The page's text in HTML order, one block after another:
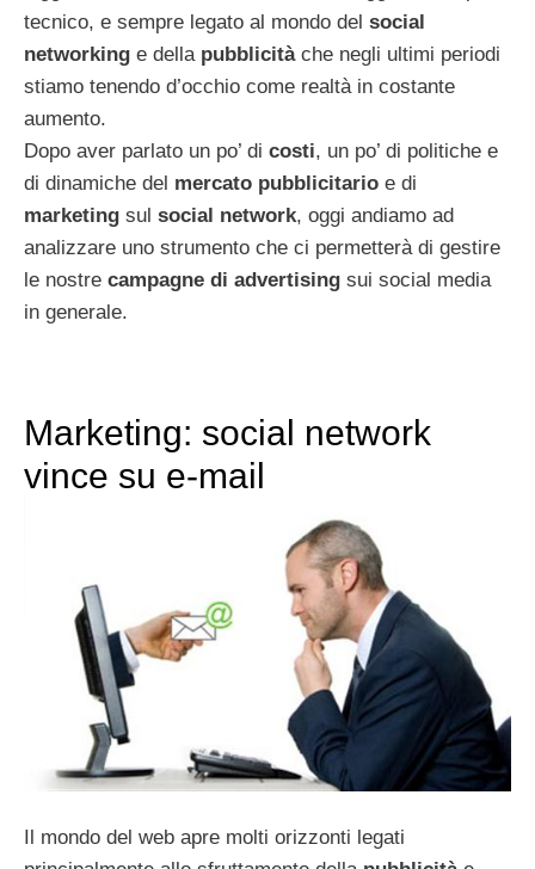
tecnico, e sempre legato al mondo del social
networking e della pubblicità che negli ultimi periodi
stiamo tenendo d’occhio come realtà in costante
aumento.
Dopo aver parlato un po’ di costi, un po’ di politiche e
di dinamiche del mercato pubblicitario e di
marketing sul social network, oggi andiamo ad
analizzare uno strumento che ci permetterà di gestire
le nostre campagne di advertising sui social media
in generale.
Marketing: social network
vince su e-mail
Il mondo del web apre molti orizzonti legati